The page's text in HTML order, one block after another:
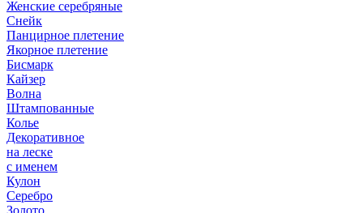
Женские серебряные
Снейк
Панцирное плетение
Якорное плетение
Бисмарк
Кайзер
Волна
Штампованные
Колье
Декоративное
на леске
с именем
Кулон
Серебро
Золото